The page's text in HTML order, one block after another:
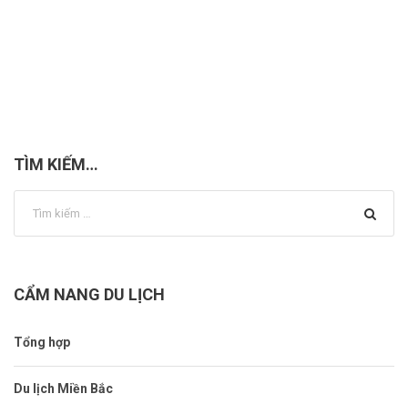
TÌM KIẾM…
CẨM NANG DU LỊCH
Tổng hợp
Du lịch Miền Bắc